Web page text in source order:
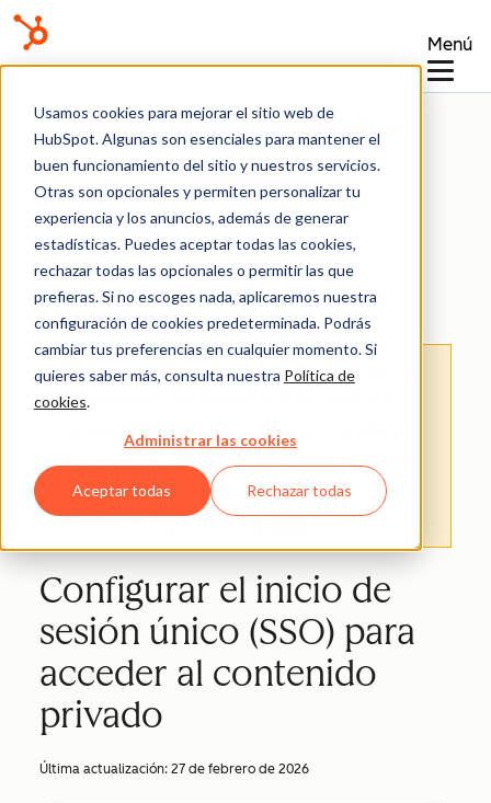
Usamos cookies para mejorar el sitio web de
HubSpot. Algunas son esenciales para mantener el
buen funcionamiento del sitio y nuestros servicios.
Otras son opcionales y permiten personalizar tu
experiencia y los anuncios, además de generar
estadísticas. Puedes aceptar todas las cookies,
rechazar todas las opcionales o permitir las que
prefieras. Si no escoges nada, aplicaremos nuestra
configuración de cookies predeterminada. Podrás
cambiar tus preferencias en cualquier momento. Si
quieres saber más, consulta nuestra Política de
cookies.
Administrar las cookies
Aceptar todas Rechazar todas
Menú
Base de conocimientos
Sitios web y landing pages
Nota: Este contenido se tradujo a través de
un software y es posible que no haya sido
revisado. La versión en inglés se considera,
por tanto, la versión oficial y es posible que
haya sido actualizada. Para acceder a la
versión en inglés, hazclic aquí.
Configurar el inicio de
sesión único (SSO) para
acceder al contenido
privado
Última actualización: 27 de febrero de 2026